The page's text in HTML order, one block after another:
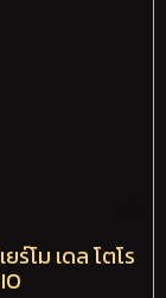
โม เดล โตโร